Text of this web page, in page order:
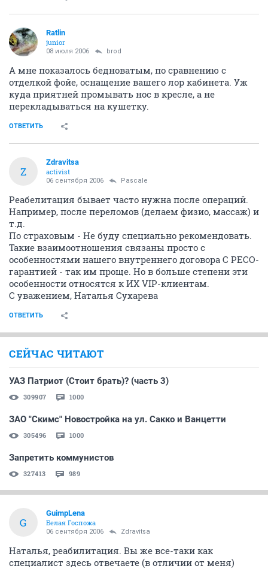
Ratlin
junior
08 июля 2006 brod
А мне показалось бедноватым, по сравнению с
отделкой фойе, оснащение вашего лор кабинета. Уж
куда приятней промывать нос в кресле, а не
перекладываться на кушетку.
ОТВЕТИТЬ
Z
Zdravitsa
activist
06 сентября 2006 Pascale
Реабелитация бывает часто нужна после операций.
Например, после переломов (делаем физио, массаж) и
т.д.
По страховым - Не буду специально рекомендовать.
Такие взаимоотношения связаны просто с
особенностями нашего внутреннего договора С РЕСО-
гарантией - так им проще. Но в больше степени эти
особенности относятся к ИХ VIP-клиентам.
С уважением, Наталья Сухарева
ОТВЕТИТЬ
СЕЙЧАС ЧИТАЮТ
УАЗ Патриот (Стоит брать)? (часть 3)
309907 1000
ЗАО "Скимс" Новостройка на ул. Сакко и Ванцетти
305496 1000
Запретить коммунистов
327413 989
G
GuimpLena
Белая Госпожа
06 сентября 2006 Zdravitsa
Наталья, реабилитация. Вы же все-таки как
специалист здесь отвечаете (в отличии от меня)